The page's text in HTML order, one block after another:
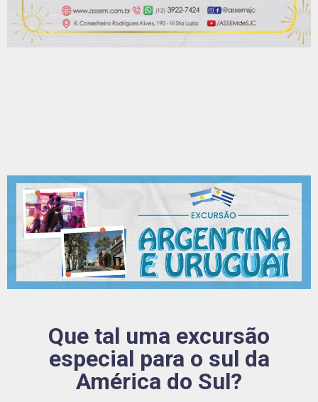
Que tal uma excursão
especial para o sul da
América do Sul?